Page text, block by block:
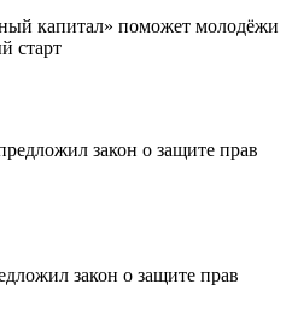
капитал» поможет молодёжи
старт
закон о защите прав